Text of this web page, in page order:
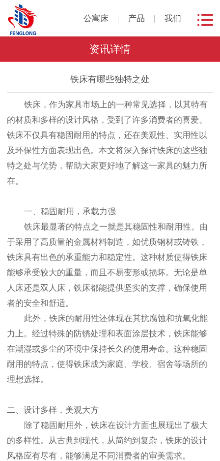
公寓床 产品 我们
资讯详情
铁床有哪些独特之处
铁床，作为家具市场上的一种常见选择，以其特有
的材质和多样的设计风格，受到了许多消费者的喜爱。
铁床不仅具有稳固耐用的特点，还在美观性、实用性以
及环保性方面表现出色。本文将深入探讨铁床的这些独
特之处与优势，帮助大家更好地了解这一家具的魅力所
在。
一、稳固耐用，承载力强
铁床最显著的特点之一就是其稳固性和耐用性。由
于采用了高质量的金属材料制造，如优质钢材或铸铁，
铁床具有出色的承重能力和稳定性。这种材质使得铁床
能够承受较大的重量，而且不易变形或损坏。无论是单
人床还是双人床，铁床都能提供坚实的支撑，确保使用
者的安全和舒适。
此外，铁床的耐用性还体现在其抗腐蚀和抗氧化能
力上。经过特殊的防锈处理和表面涂层技术，铁床能够
在潮湿或多尘的环境中保持长久的使用寿命。这种稳固
耐用的特点，使得铁床成为家庭、学校、宿舍等场所的
理想选择。
二、设计多样，美观大方
除了稳固耐用外，铁床在设计方面也展现出了极大
的多样性。从古典到现代，从简约到复杂，铁床的设计
风格应有尽有，能够满足不同消费者的审美需求。